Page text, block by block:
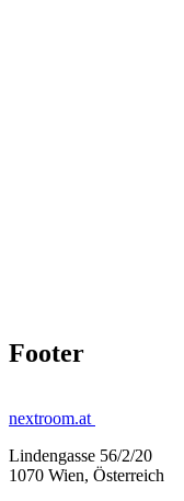
Footer
nextroom.at
Lindengasse 56/2/20
1070 Wien, Österreich